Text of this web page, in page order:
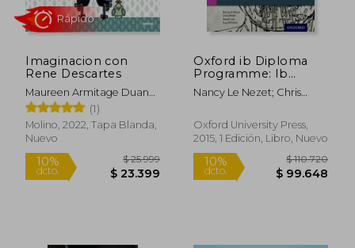
Imaginacion con
Rene Descartes
Maureen Armitage Duane
/ Mcquerry
(1)
Molino, 2022, Tapa Blanda,
Nuevo
Oxford ib Diploma
Programme: Ib
Course Book:
Philosophy. Per le
Espansione Online
(en Inglés)
Nancy Le Nezet; Chris
Williams
Oxford University Press,
2015, 1 Edición, Libro, Nuevo